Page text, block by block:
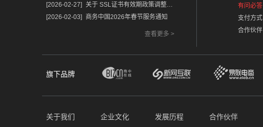
[2026-02-27] 关于 SSL证书有效期政策调整的重要通知
[2026-02-03]
商务中国2026年春节服务通知
查看更多 >
有问必答
支付方式
合作伙伴
旗下品牌
关于我们 企业文化 发展历程 合作伙伴